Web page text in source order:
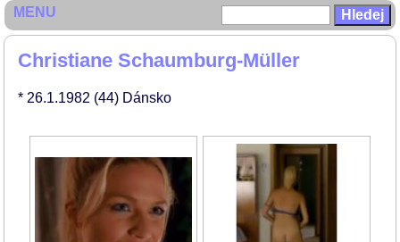
Christiane Schaumburg-Müller
* 26.1.1982 (44) Dánsko
MENU